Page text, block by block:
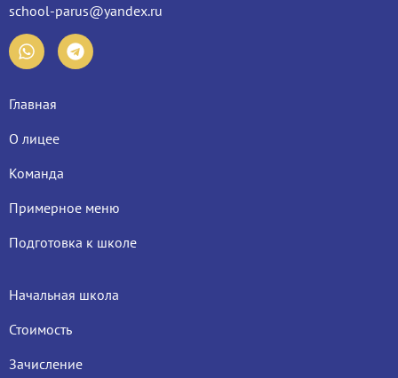
school-parus@yandex.ru
Главная
О лицее
Команда
Примерное меню
Подготовка к школе
Начальная школа
Стоимость
Зачисление